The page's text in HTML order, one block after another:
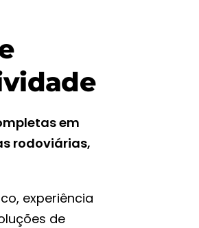
em
rodoviárias,
experiência
de